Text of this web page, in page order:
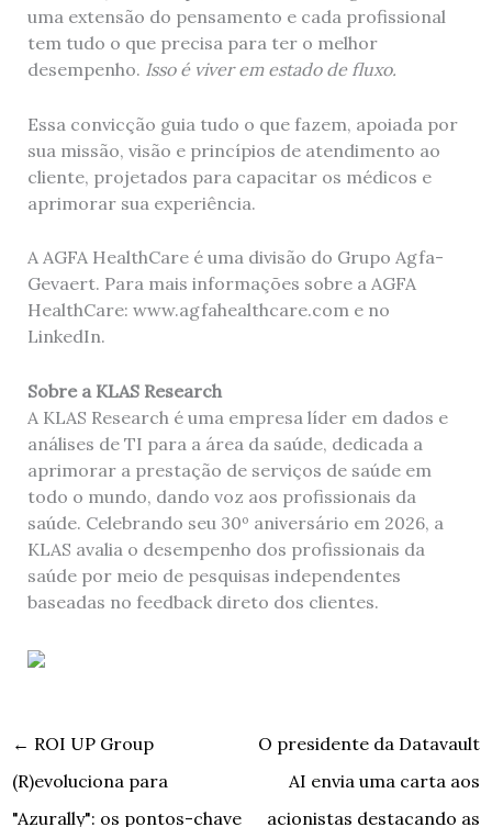
uma extensão do pensamento e cada profissional
tem tudo o que precisa para ter o melhor
desempenho. Isso é viver em estado de fluxo.
Essa convicção guia tudo o que fazem, apoiada por
sua missão, visão e princípios de atendimento ao
cliente, projetados para capacitar os médicos e
aprimorar sua experiência.
A AGFA HealthCare é uma divisão do Grupo Agfa-
Gevaert. Para mais informações sobre a AGFA
HealthCare: www.agfahealthcare.com e no
LinkedIn.
Sobre a KLAS Research
A KLAS Research é uma empresa líder em dados e
análises de TI para a área da saúde, dedicada a
aprimorar a prestação de serviços de saúde em
todo o mundo, dando voz aos profissionais da
saúde. Celebrando seu 30º aniversário em 2026, a
KLAS avalia o desempenho dos profissionais da
saúde por meio de pesquisas independentes
baseadas no feedback direto dos clientes.
← ROI UP Group
(R)evoluciona para
"Azurally": os pontos-chave
O presidente da Datavault
AI envia uma carta aos
acionistas destacando as